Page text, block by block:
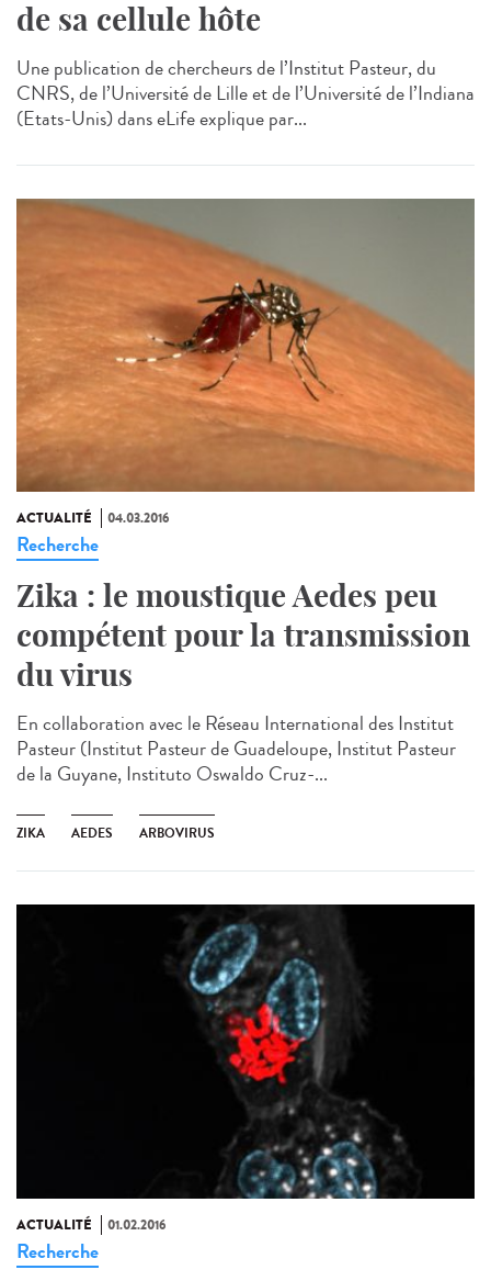
de sa cellule hôte
Une publication de chercheurs de l’Institut Pasteur, du
CNRS, de l’Université de Lille et de l’Université de l’Indiana
(Etats-Unis) dans eLife explique par...
ACTUALITÉ 04.03.2016
Recherche
Zika : le moustique Aedes peu
compétent pour la transmission
du virus
En collaboration avec le Réseau International des Institut
Pasteur (Institut Pasteur de Guadeloupe, Institut Pasteur
de la Guyane, Instituto Oswaldo Cruz-...
ZIKA AEDES ARBOVIRUS
ACTUALITÉ 01.02.2016
Recherche